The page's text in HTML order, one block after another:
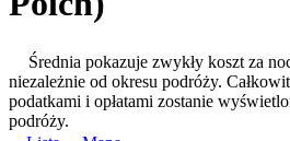
Średnia pokazuje zwykły koszt za
niezależnie od okresu podróży.
podatkami i opłatami zostanie
podróży.